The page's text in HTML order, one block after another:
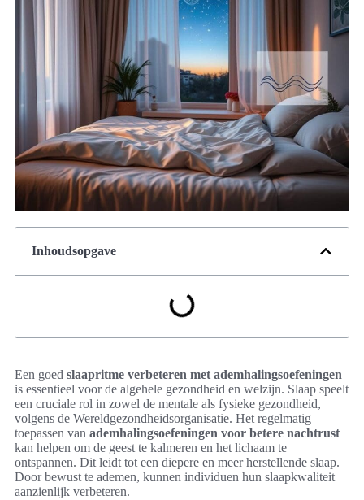
Inhoudsopgave
Een goed slaapritme verbeteren met ademhalingsoefeningen
is essentieel voor de algehele gezondheid en welzijn. Slaap speelt
een cruciale rol in zowel de mentale als fysieke gezondheid,
volgens de Wereldgezondheidsorganisatie. Het regelmatig
toepassen van ademhalingsoefeningen voor betere nachtrust
kan helpen om de geest te kalmeren en het lichaam te
ontspannen. Dit leidt tot een diepere en meer herstellende slaap.
Door bewust te ademen, kunnen individuen hun slaapkwaliteit
aanzienlijk verbeteren.